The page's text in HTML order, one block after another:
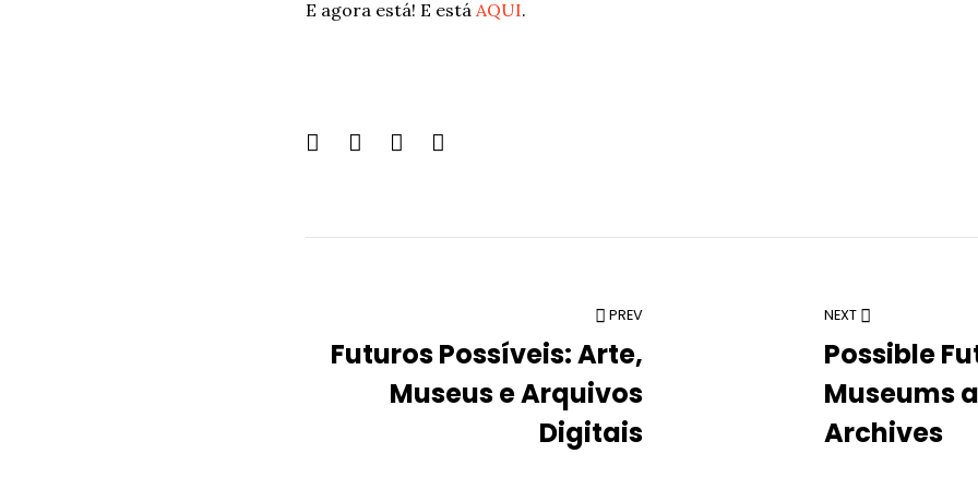
E agora está! E estáAQUI.
Share
PREV
Futuros Possíveis: Arte,
Museus e Arquivos
Digitais
NEXT
Possible
Museums
Archives